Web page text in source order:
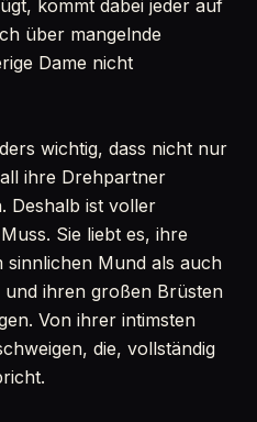
kommt dabei jeder auf
über mangelnde
Dame nicht
wichtig, dass nicht nur
ihre Drehpartner
Deshalb ist voller
Sie liebt es, ihre
Mund als auch
ihren großen Brüsten
Von ihrer intimsten
die, vollständig